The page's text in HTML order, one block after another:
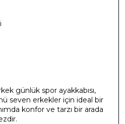
günlük spor ayakkabısı,
seven erkekler için ideal bir
konfor ve tarzı bir arada